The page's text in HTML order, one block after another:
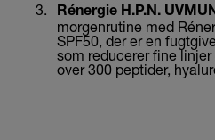
Rénergie H.P.N.
morgenrutine med
SPF50, der er en
som reducerer fine
over 300 peptider,